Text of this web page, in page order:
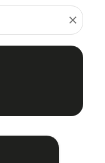
close